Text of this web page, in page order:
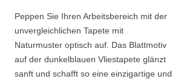
Peppen Sie Ihren Arbeitsbereich mit der
unvergleichlichen Tapete mit
Naturmuster optisch auf. Das Blattmotiv
auf der dunkelblauen Vliestapete glänzt
sanft und schafft so eine einzigartige und